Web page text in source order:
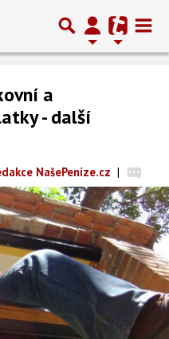
a
- další
NašePeníze.cz |